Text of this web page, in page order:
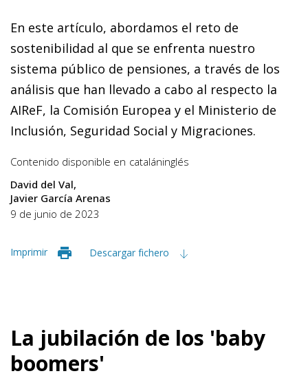
En este artículo, abordamos el reto de
sostenibilidad al que se enfrenta nuestro
sistema público de pensiones, a través de los
análisis que han llevado a cabo al respecto la
AIReF, la Comisión Europea y el Ministerio de
Inclusión, Seguridad Social y Migraciones.
Contenido disponible en cataláninglés
David del Val
Javier García Arenas
9 de junio de 2023
Imprimir Descargar fichero
La jubilación de los 'baby
boomers'